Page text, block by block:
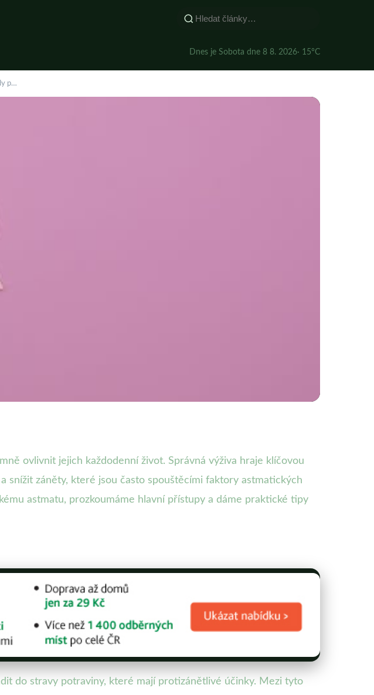
Dnes je Sobota dne 8 8. 2026· 15°C
p…
astmatu: Rady pro
ovlivnit jejich každodenní život. Správná výživa hraje klíčovou
snížit záněty, které jsou často spouštěcími faktory astmatických
astmatu, prozkoumáme hlavní přístupy a dáme praktické tipy
do stravy potraviny, které mají protizánětlivé účinky. Mezi tyto